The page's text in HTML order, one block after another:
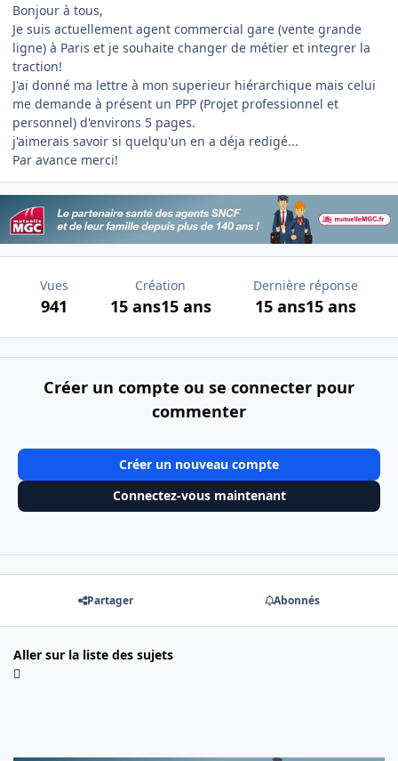
Bonjour à tous,
Je suis actuellement agent commercial gare (vente grande
ligne) à Paris et je souhaite changer de métier et integrer la
traction!
J'ai donné ma lettre à mon superieur hiérarchique mais celui
me demande à présent un PPP (Projet professionnel et
personnel) d'environs 5 pages.
j'aimerais savoir si quelqu'un en a déja redigé...
Par avance merci!
Vues
941
Création
15 ans15 ans
Dernière réponse
15 ans15 ans
Créer un compte ou se connecter pour
commenter
Créer un nouveau compte
Connectez-vous maintenant
Partager Abonnés
Aller sur la liste des sujets